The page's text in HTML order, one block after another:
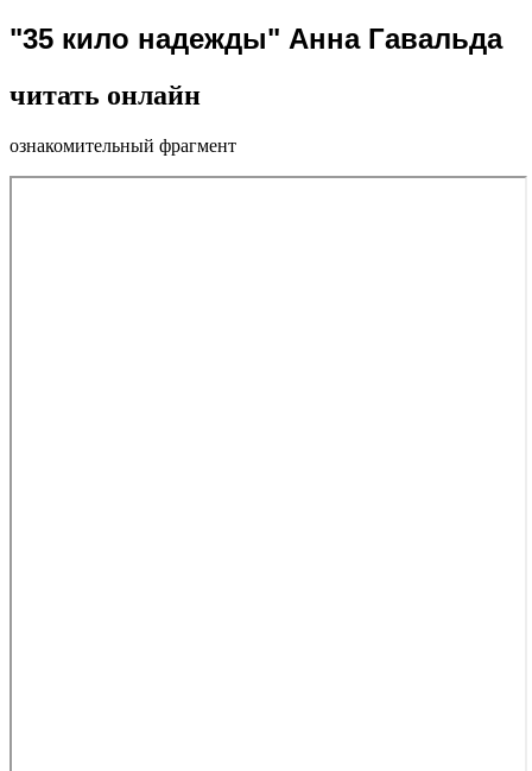
"35 кило надежды" Анна Гавальда
читать онлайн
ознакомительный фрагмент